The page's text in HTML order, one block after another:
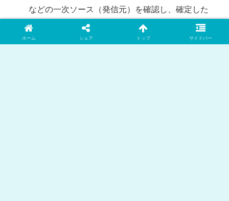
などの一次ソース（発信元）を確認し、確定した
「事実」と、ネット上の「推測・噂」を明確に区別
して記載します。
ホーム シェア トップ サイドバー